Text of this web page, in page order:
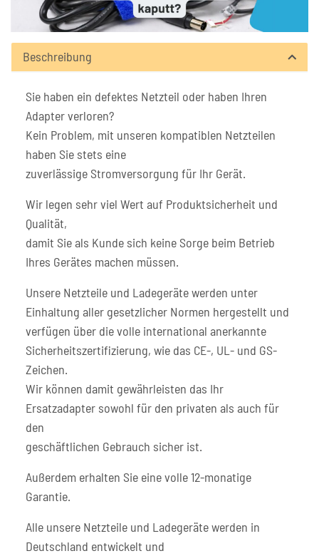
Beschreibung
Sie haben ein defektes Netzteil oder haben Ihren
Adapter verloren?
Kein Problem, mit unseren kompatiblen Netzteilen
haben Sie stets eine
zuverlässige Stromversorgung für Ihr Gerät.
Wir legen sehr viel Wert auf Produktsicherheit und
Qualität,
damit Sie als Kunde sich keine Sorge beim Betrieb
Ihres Gerätes machen müssen.
Unsere Netzteile und Ladegeräte werden unter
Einhaltung aller gesetzlicher Normen hergestellt und
verfügen über die volle international anerkannte
Sicherheitszertifizierung, wie das CE-, UL- und GS-
Zeichen.
Wir können damit gewährleisten das Ihr
Ersatzadapter sowohl für den privaten als auch für
den
geschäftlichen Gebrauch sicher ist.
Außerdem erhalten Sie eine volle 12-monatige
Garantie.
Alle unsere Netzteile und Ladegeräte werden in
Deutschland entwickelt und